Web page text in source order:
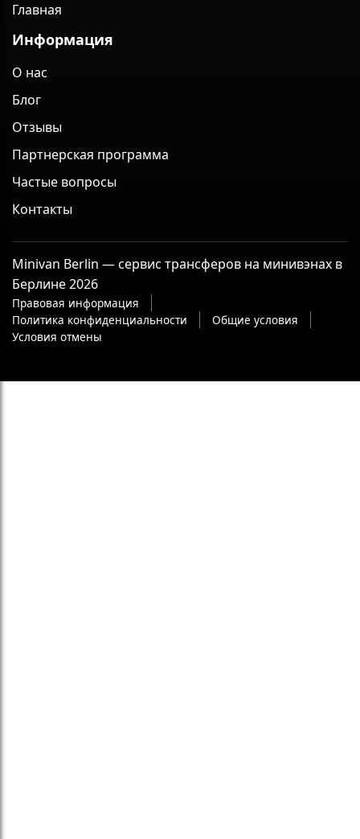
Главная
Информация
О нас
Блог
Отзывы
Партнерская программа
Частые вопросы
Контакты
Minivan Berlin — сервис трансферов на минивэнах в
Берлине 2026
Правовая информация
Политика конфиденциальности
Общие условия
Условия отмены